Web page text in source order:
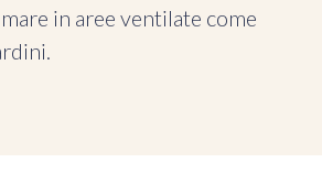
in aree ventilate come